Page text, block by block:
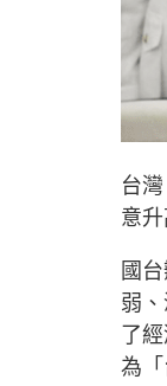
台
意
國
弱
了
為